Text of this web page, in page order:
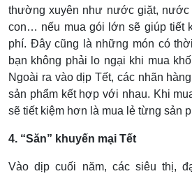
thường xuyên như nước giặt, nước
con… nếu mua gói lớn sẽ giúp tiết
phí. Đây cũng là những món có
bạn không phải lo ngại khi mua
Ngoài ra vào dịp Tết, các nhãn
sản phẩm kết hợp với nhau. Khi
sẽ tiết kiệm hơn là mua lẻ từng sản
4. “Săn” khuyến mại Tết
Vào dịp cuối năm, các siêu thị,